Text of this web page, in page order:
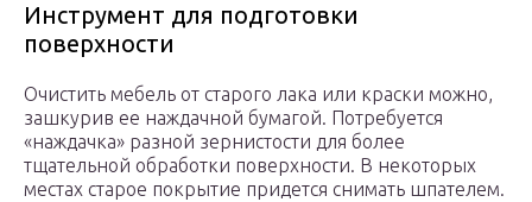
Инструмент для подготовки
поверхности
Очистить мебель от старого лака или краски можно,
зашкурив ее наждачной бумагой. Потребуется
«наждачка» разной зернистости для более
тщательной обработки поверхности. В некоторых
местах старое покрытие придется снимать шпателем.